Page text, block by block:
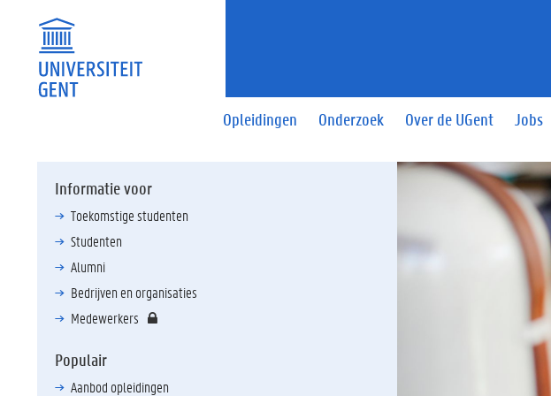
Opleidingen Onderzoek Over de UGent Jobs
Informatie voor
Toekomstige studenten
Studenten
Alumni
Bedrijven en organisaties
Medewerkers
Populair
Aanbod opleidingen